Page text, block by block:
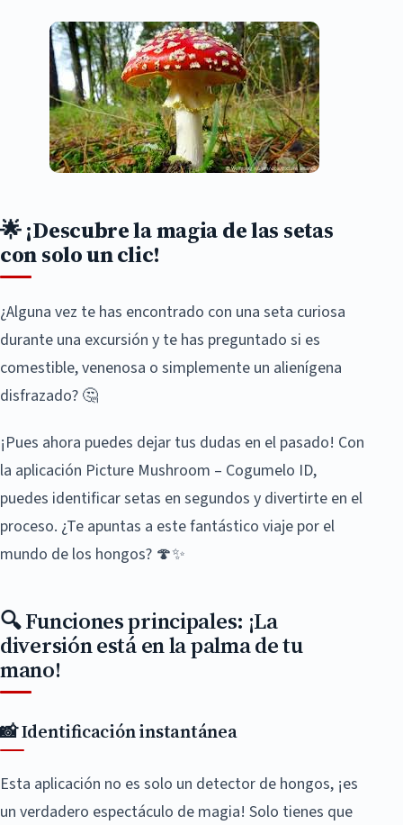
🌟¡Descubre la magia de las setas
con solo un clic!
¿Alguna vez te has encontrado con una seta curiosa
durante una excursión y te has preguntado si es
comestible, venenosa o simplemente un alienígena
disfrazado? 🤔
¡Pues ahora puedes dejar tus dudas en el pasado! Con
la aplicación Picture Mushroom – Cogumelo ID,
puedes identificar setas en segundos y divertirte en el
proceso. ¿Te apuntas a este fantástico viaje por el
mundo de los hongos? 🍄✨
🔍 Funciones principales: ¡La
diversión está en la palma de tu
mano!
📸 Identificación instantánea
Esta aplicación no es solo un detector de hongos, ¡es
un verdadero espectáculo de magia! Solo tienes que